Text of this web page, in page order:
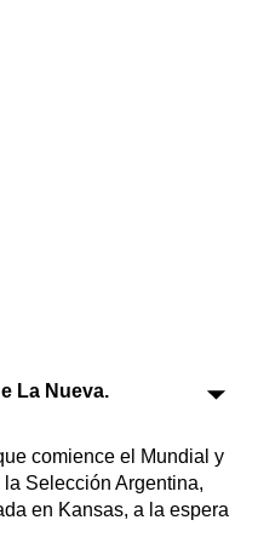
La Nueva.
comience el Mundial y
Selección Argentina,
en Kansas, a la espera